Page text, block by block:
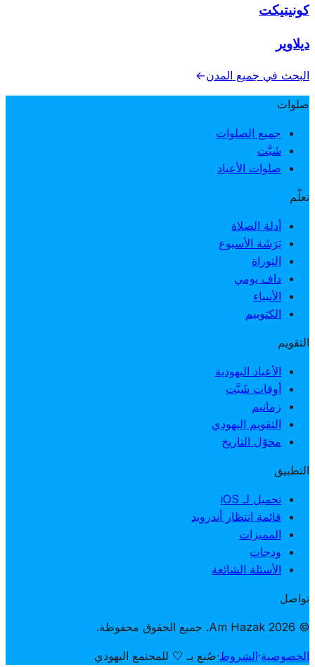
كونيتيكت
ديلاوير
البحث في جميع المدن→
صلوات
جميع الصلوات
شَبَّت
صلوات الأعياد
تعلّم
أدلة الصلاة
بَرَشَة الأسبوع
التوراة
داف يومي
الأنبياء
الكتوبيم
التقويم
الأعياد اليهودية
أوقات شَبَّت
زمانيم
التقويم اليهودي
محوّل التاريخ
التطبيق
تحميل لـ iOS
قائمة انتظار أندرويد
المميزات
ودجات
الأسئلة الشائعة
تواصل
© 2026 Am Hazak. جميع الحقوق محفوظة.
الخصوصية·الشروط·صُنع بـ 🤍 للمجتمع اليهودي